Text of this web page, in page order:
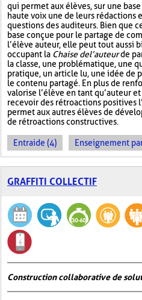
qui permet aux élèves, sur une
haute voix une de leurs rédactions
questions des auditeurs. Bien que
base conçue pour le partage de
l’élève auteur, elle peut tout aussi
occupant la Chaise de l’auteurde
la classe, une problématique, une
pratique, un article lu, une idée de
le contenu partagé. En plus de
valorise l’élève en tant qu’auteur
recevoir des rétroactions positives
permet aux autres élèves de
de rétroactions constructives.
Entraide (4) Enseignement
GRAFFITI COLLECTIF
Construction collaborative de